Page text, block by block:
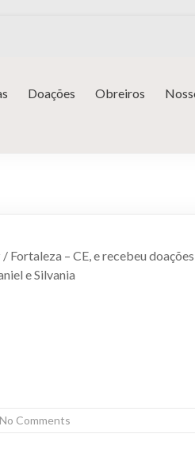
Doações Obreiros
Fortaleza – CE, e recebeu
e Silvania
No Comments